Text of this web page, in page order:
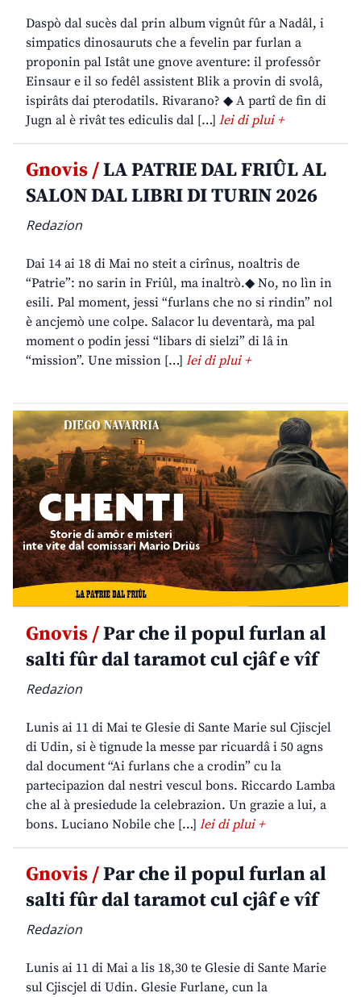
Daspò dal sucès dal prin album vignût fûr a Nadâl, i
simpatics dinosauruts che a fevelin par furlan a
proponin pal Istât une gnove aventure: il professôr
Einsaur e il so fedêl assistent Blik a provin di svolâ,
ispirâts dai pterodatils. Rivarano? ◆ A partî de fin di
Jugn al è rivât tes ediculis dal […] lei di plui +
Gnovis /LA PATRIE DAL FRIÛL AL
SALON DAL LIBRI DI TURIN 2026
Redazion
Dai 14 ai 18 di Mai no steit a cirînus, noaltris de
“Patrie”: no sarin in Friûl, ma inaltrò.◆ No, no lìn in
esili. Pal moment, jessi “furlans che no si rindin” nol
è ancjemò une colpe. Salacor lu deventarà, ma pal
moment o podin jessi “libars di sielzi” di lâ in
“mission”. Une mission […] lei di plui +
Gnovis /Par che il popul furlan al
salti fûr dal taramot cul cjâf e vîf
Redazion
Lunis ai 11 di Mai te Glesie di Sante Marie sul Cjiscjel
di Udin, si è tignude la messe par ricuardâ i 50 agns
dal document “Ai furlans che a crodin” cu la
partecipazion dal nestri vescul bons. Riccardo Lamba
che al à presiedude la celebrazion. Un grazie a lui, a
bons. Luciano Nobile che […] lei di plui +
Gnovis /Par che il popul furlan al
salti fûr dal taramot cul cjâf e vîf
Redazion
Lunis ai 11 di Mai a lis 18,30 te Glesie di Sante Marie
sul Cjiscjel di Udin. Glesie Furlane, cun la